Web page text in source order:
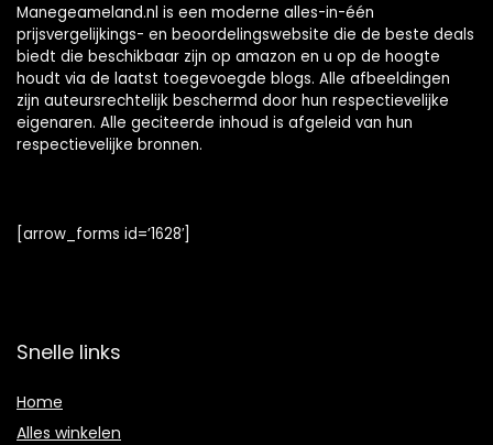
Manegeameland.nl is een moderne alles-in-één
prijsvergelijkings- en beoordelingswebsite die de beste deals
biedt die beschikbaar zijn op amazon en u op de hoogte
houdt via de laatst toegevoegde blogs. Alle afbeeldingen
zijn auteursrechtelijk beschermd door hun respectievelijke
eigenaren. Alle geciteerde inhoud is afgeleid van hun
respectievelijke bronnen.
[arrow_forms id=’1628′]
Snelle links
Home
Alles winkelen